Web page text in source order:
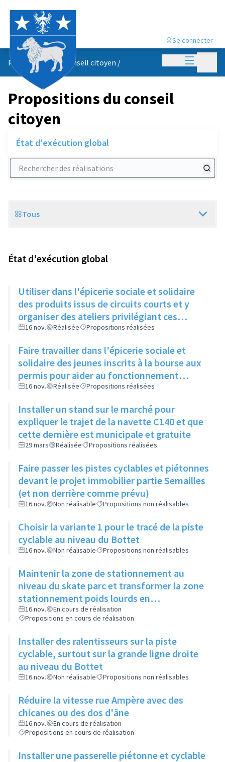
Menu
Se connecter
Propositions du conseil citoyen /
Propositions du conseil
citoyen
État d'exécution global
Rechercher des réalisations
Scope
Tous
État d'exécution global
Utiliser dans l'épicerie sociale et solidaire
des produits issus de circuits courts et y
organiser des ateliers privilégiant ces
produits
16 nov. Réalisée Propositions réalisées
Faire travailler dans l'épicerie sociale et
solidaire des jeunes inscrits à la bourse aux
permis pour aider au fonctionnement
(maintenance, mise en rayon….)
16 nov. Réalisée Propositions réalisées
Installer un stand sur le marché pour
expliquer le trajet de la navette C140 et que
cette dernière est municipale et gratuite
29 mars Réalisée Propositions réalisées
Faire passer les pistes cyclables et piétonnes
devant le projet immobilier partie Semailles
(et non derrière comme prévu)
16 nov. Non réalisable Propositions non réalisables
Choisir la variante 1 pour le tracé de la piste
cyclable au niveau du Bottet
16 nov. Non réalisable Propositions non réalisables
Maintenir la zone de stationnement au
niveau du skate parc et transformer la zone
stationnement poids lourds en
stationnement véhicules légers
16 nov.
En cours de réalisation
Propositions en cours de réalisation
Installer des ralentisseurs sur la piste
cyclable, surtout sur la grande ligne droite
au niveau du Bottet
16 nov. Non réalisable Propositions non réalisables
Réduire la vitesse rue Ampère avec des
chicanes ou des dos d'âne
16 nov.
En cours de réalisation
Propositions en cours de réalisation
Installer une passerelle piétonne et cyclable